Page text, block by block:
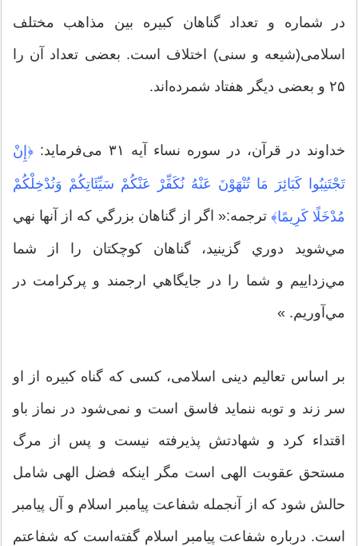
در شماره و تعداد گناهان کبیره بین مذاهب مختلف
اسلامی(شیعه و سنی) اختلاف است. بعضی تعداد آن را
۲۵ و بعضی دیگر هفتاد شمرده‌اند.
خداوند در قرآن، در سوره نساء آیه ۳۱ می‌فرماید: ﴿إِنْ
تَجْتَنِبُوا كَبَائِرَ مَا تُنْهَوْنَ عَنْهُ نُكَفِّرْ عَنْكُمْ سَيِّئَاتِكُمْ وَنُدْخِلْكُمْ
مُدْخَلًا كَرِيمًا﴾ترجمه:« اگر از گناهان بزرگي كه از آنها نهي
مي‌شويد دوري گزينيد، گناهان كوچكتان را از شما
مي‌زداييم‌ و شما را در جايگاهي ارجمند و پركرامت در
مي‌آوريم. »
بر اساس تعالیم دینی اسلامی، کسی که گناه کبیره از او
سر زند و توبه ننماید فاسق است و نمی‌شود در نماز باو
اقتداء کرد و شهادتش پذیرفته نیست و پس از مرگ
مستحق عقوبت الهی است مگر اینکه فضل الهی شامل
حالش شود که از آنجمله شفاعت پیامبر اسلام و آل پیامبر
است. درباره شفاعت پیامبر اسلام گفته‌است که شفاعتم